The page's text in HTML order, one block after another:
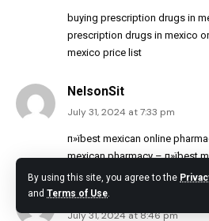
By using this site, you agree to the
and Terms of Use.
buying prescription drugs in
prescription drugs in mexico
mexico price list
NelsonSit
July 31, 2024 at 7:33 pm
п»їbest mexican online
mexican pharmacy– п»їbest
Arnoldpeeli
July 31, 2024 at 8:46 pm